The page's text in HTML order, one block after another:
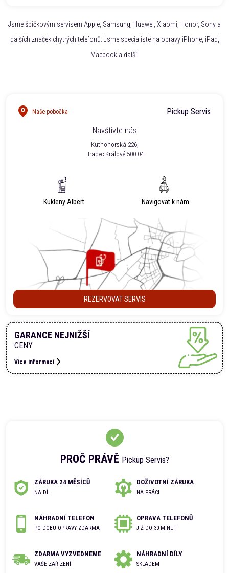
Jsme špičkovým servisem Apple, Samsung, Huawei, Xiaomi, Honor, Sony a
dalších značek chytrých telefonů. Jsme specialisté na opravy iPhone, iPad,
Macbook a další!
PROČ PRÁVĚ Pickup Servis?
ZÁRUKA 24 MĚSÍCŮ
NA DÍL
DOŽIVOTNÍ ZÁRUKA
NA PRÁCI
NÁHRADNÍ TELEFON
PO DOBU OPRAVY ZDARMA
OPRAVA TELEFONŮ
JIŽ DO 30 MINUT
ZDARMA VYZVEDNEME
VAŠE ZAŘÍZENÍ
NÁHRADNÍ DÍLY
SKLADEM
Naše pobočka
Pickup Servis
Navštivte nás
Kutnohorská 226,
Hradec Králové 500 04
Kukleny Albert Navigovat k nám
REZERVOVAT SERVIS
GARANCE NEJNIŽŠÍ
CENY
Více informací